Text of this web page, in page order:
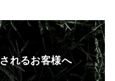
れるお客様へ